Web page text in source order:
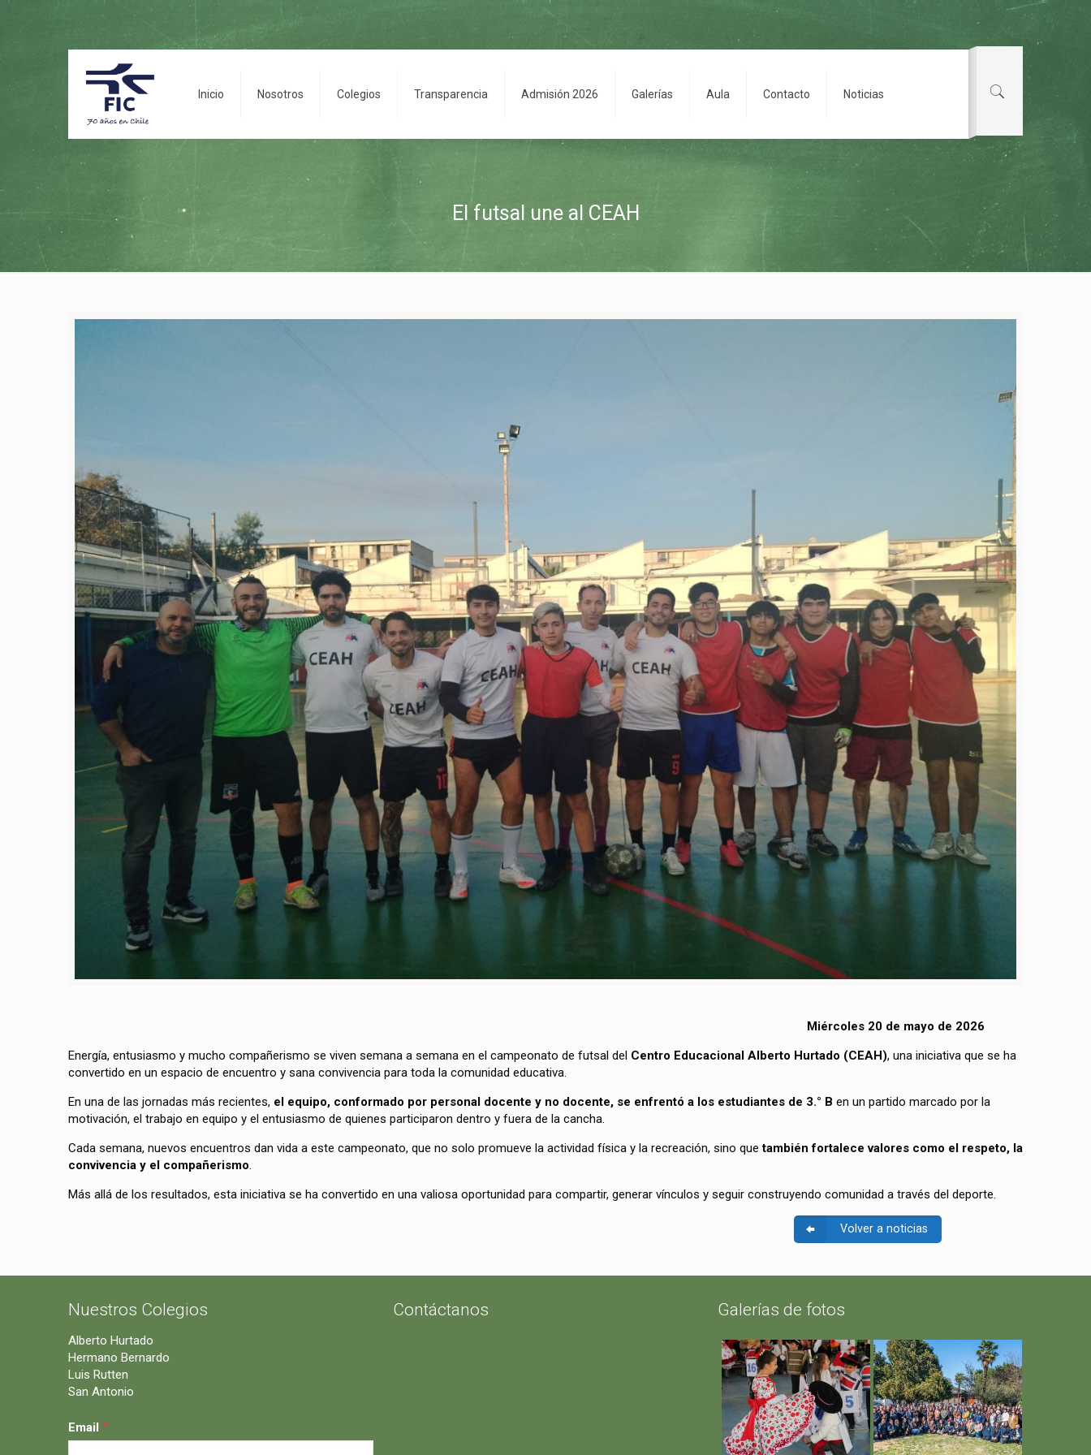
Inicio Nosotros Colegios Transparencia Admisión 2026 Galerías Aula Contacto Noticias
El futsal une al CEAH
Miércoles 20 de mayo de 2026
Energía, entusiasmo y mucho compañerismo se viven semana a semana en el campeonato de futsal del Centro Educacional Alberto Hurtado (CEAH), una iniciativa que se ha
convertido en un espacio de encuentro y sana convivencia para toda la comunidad educativa.
En una de las jornadas más recientes, el equipo, conformado por personal docente y no docente, se enfrentó a los estudiantes de 3.° B en un partido marcado por la
motivación, el trabajo en equipo y el entusiasmo de quienes participaron dentro y fuera de la cancha.
Cada semana, nuevos encuentros dan vida a este campeonato, que no solo promueve la actividad física y la recreación, sino quetambién fortalece valores como el respeto, la
convivencia y el compañerismo.
Más allá de los resultados, esta iniciativa se ha convertido en una valiosa oportunidad para compartir, generar vínculos y seguir construyendo comunidad a través del deporte.
Volver a noticias
Nuestros Colegios
Alberto Hurtado
Hermano Bernardo
Luis Rutten
San Antonio
Email *
Contáctanos Galerías de fotos